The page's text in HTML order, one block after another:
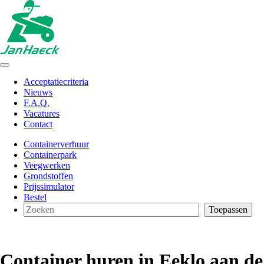
Acceptatiecriteria
Nieuws
F.A.Q.
Vacatures
Contact
Containerverhuur
Containerpark
Veegwerken
Grondstoffen
Prijssimulator
Bestel